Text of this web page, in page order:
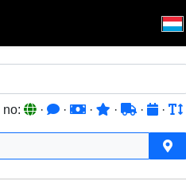
no: · · · · · ·